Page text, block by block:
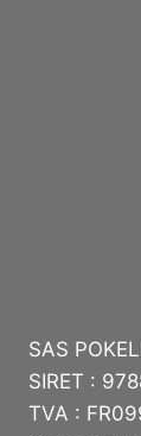
SAS
SIRET :
TVA :